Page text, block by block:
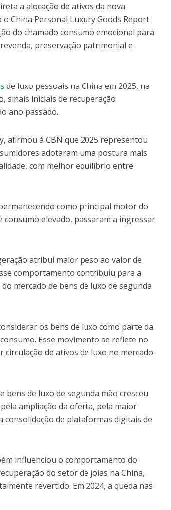
a alocação de ativos da nova
o China Personal Luxury Goods Report
do chamado consumo emocional para
preservação patrimonial e
de luxo pessoais na China em 2025, na
sinais iniciais de recuperação
ano passado.
afirmou à CBN que 2025 representou
adotaram uma postura mais
com melhor equilíbrio entre
como principal motor do
consumo elevado, passaram a ingressar
atribui maior peso ao valor de
comportamento contribuiu para a
mercado de bens de luxo de segunda
os bens de luxo como parte da
Esse movimento se reflete no
de ativos de luxo no mercado
bens de luxo de segunda mão cresceu
ampliação da oferta, pela maior
consolidação de plataformas digitais de
influenciou o comportamento do
do setor de joias na China,
revertido. Em 2024, a queda nas